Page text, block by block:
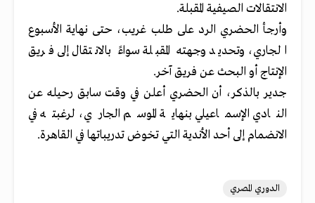
الانتقالات الصيفية المقبلة.
وأرجأ الحضري الرد على طلب غريب، حتى نهاية الأسبوع
الجاري، وتحديد وجهته المقبلة سواءً بالانتقال إلى فريق
الإنتاج أو البحث عن فريق آخر.
جدير بالذكر، أن الحضري أعلن في وقت سابق رحيله عن
النادي الإسماعيلي بنهاية الموسم الجاري، لرغبته في
الانضمام إلى أحد الأندية التي تخوض تدريباتها في القاهرة.
الدوري المصري